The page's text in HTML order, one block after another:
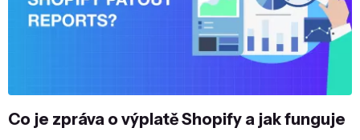
Co je zpráva o výplatě Shopify a jak funguje